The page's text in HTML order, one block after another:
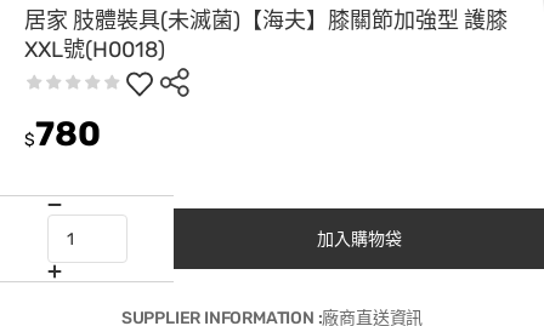
居家 肢體裝具(未滅菌)【海夫】膝關節加強型 護膝
XXL號(H0018)
$780
加入購物袋
SUPPLIER INFORMATION :廠商直送資訊